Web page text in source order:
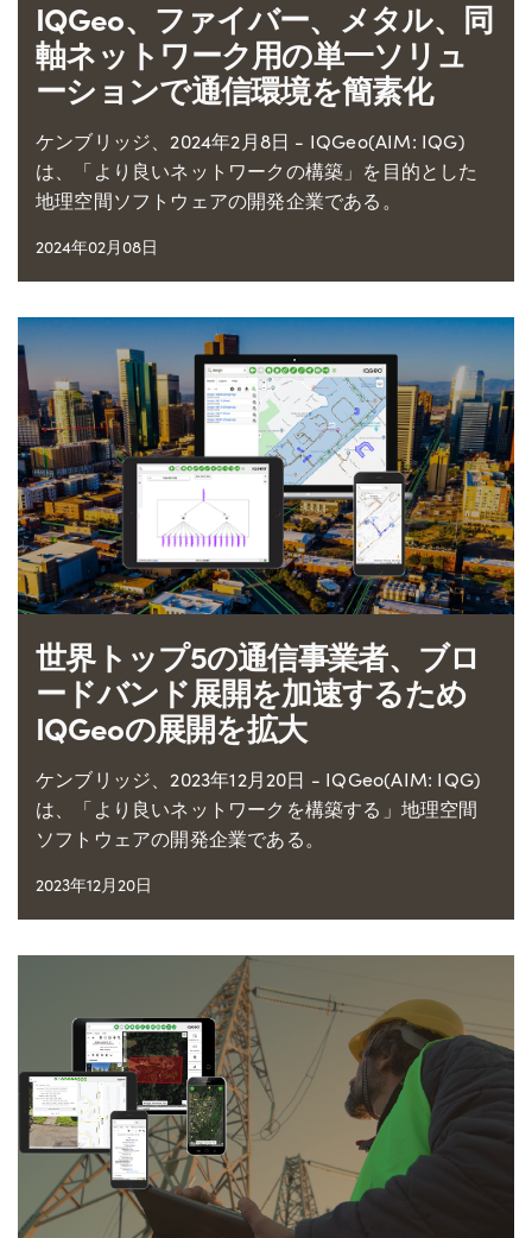
IQGeo、ファイバー、メタル、同
軸ネットワーク用の単一ソリュ
ーションで通信環境を簡素化
ケンブリッジ、2024年2月8日 - IQGeo(AIM: IQG)
は、「より良いネットワークの構築」を目的とした
地理空間ソフトウェアの開発企業である。
2024年02月08日
世界トップ5の通信事業者、ブロ
ードバンド展開を加速するため
IQGeoの展開を拡大
ケンブリッジ、2023年12月20日 - IQGeo(AIM: IQG)
は、「より良いネットワークを構築する」地理空間
ソフトウェアの開発企業である。
2023年12月20日